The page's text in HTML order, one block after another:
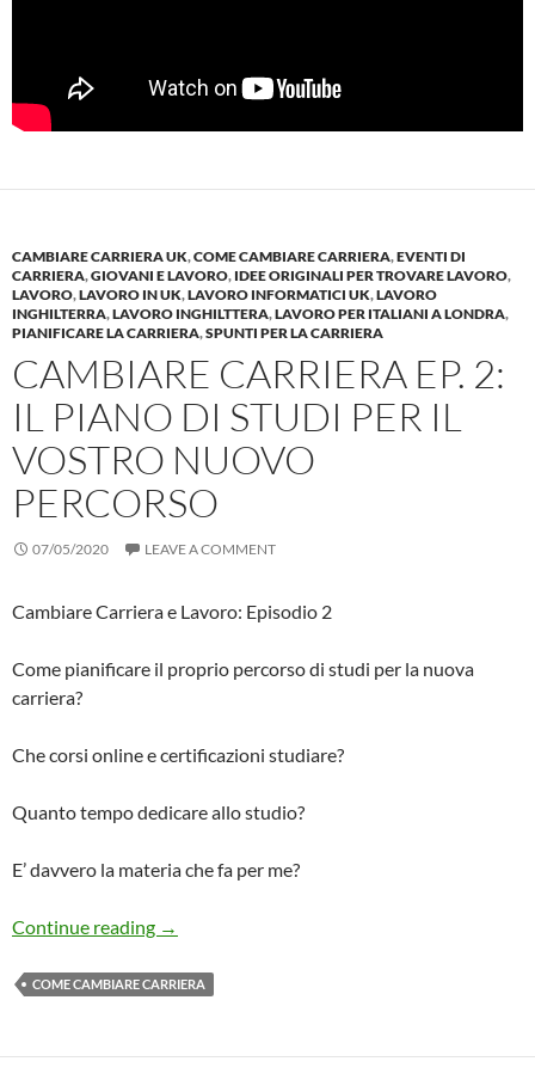
CAMBIARE CARRIERA UK,COME CAMBIARE CARRIERA,EVENTI DI
CARRIERA,GIOVANI E LAVORO, IDEE ORIGINALI PER TROVARE LAVORO,
LAVORO,LAVORO IN UK,LAVORO INFORMATICI UK,LAVORO
INGHILTERRA,LAVORO INGHILTTERA,LAVORO PER ITALIANI A LONDRA,
PIANIFICARE LA CARRIERA,SPUNTI PER LA CARRIERA
CAMBIARE CARRIERA EP. 2:
IL PIANO DI STUDI PER IL
VOSTRO NUOVO
PERCORSO
07/05/2020 LEAVE A COMMENT
Cambiare Carriera e Lavoro: Episodio 2
Come pianificare il proprio percorso di studi per la nuova
carriera?
Che corsi online e certificazioni studiare?
Quanto tempo dedicare allo studio?
E’ davvero la materia che fa per me?
Continue reading Cambiare Carriera Ep. 2: il PIANO DI STUDI
→
COME CAMBIARE CARRIERA